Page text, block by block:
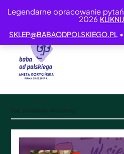
Legendarne opracowanie
2026
SKLEP@BABAODPOLSKIEGO.PL •